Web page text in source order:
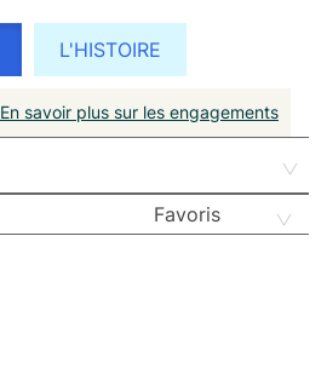
L'HISTOIRE
En savoir plus sur les engagements